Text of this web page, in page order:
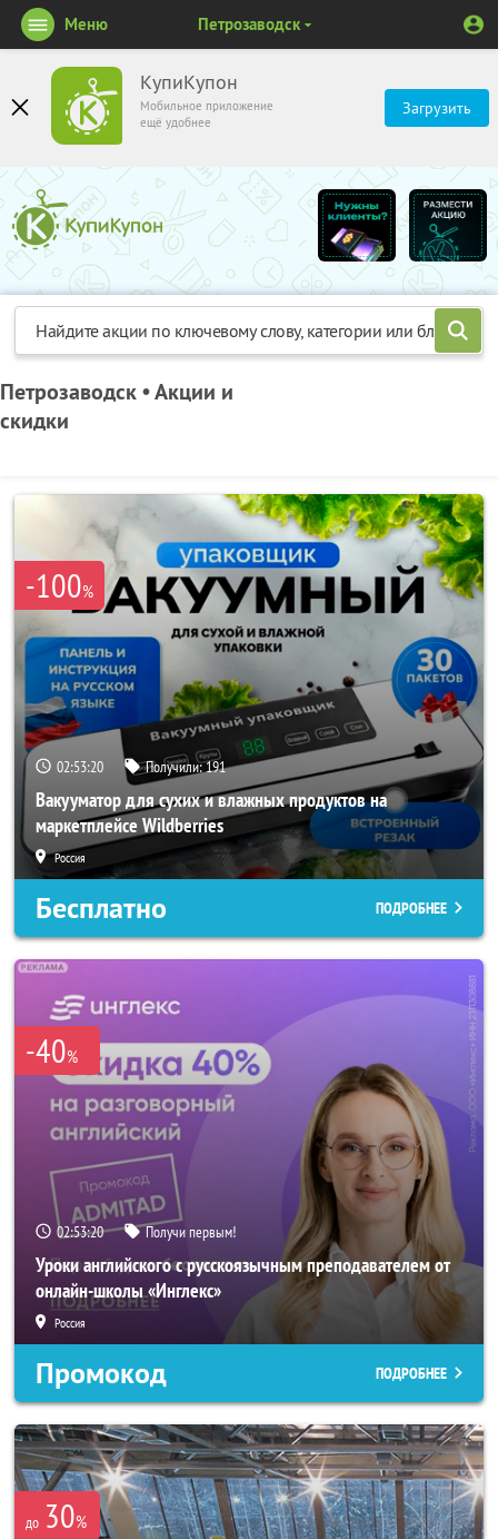
КупиКупон
Мобильное приложение
ещё удобнее
Загрузить
Меню Петрозаводск
Петрозаводск • Акции и
скидки
-100%
02:53:18 Получили:191
Вакууматор для сухих и влажных продуктов на
маркетплейсе Wildberries
Россия
Бесплатно ПОДРОБНЕЕ
-40%
02:53:18 Получи первым!
Уроки английского с русскоязычным преподавателем от
онлайн-школы «Инглекс»
Россия
Промокод ПОДРОБНЕЕ
до 30%